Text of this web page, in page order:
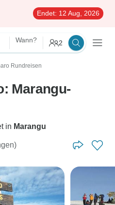
Endet: 12 Aug, 2026
Wann? 2
Rundreisen
Marangu-
in Marangu